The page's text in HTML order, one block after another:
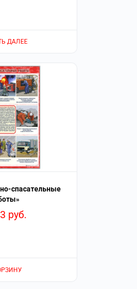
ДАЛЕЕ
спасательные
руб.